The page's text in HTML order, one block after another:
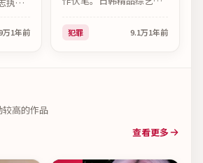
一
于
万1年前
年02月17日首播后讨论度
持续走高。
犯罪 9.1万1年前
高的作品
查看更多